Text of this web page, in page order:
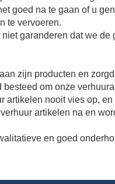
goed na te gaan of u
te vervoeren.
garanderen dat we
zijn producten en
om onze
artikelen nooit vies op,
artikelen na en
en goed